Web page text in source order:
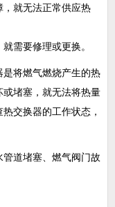
就无法正常供应热
需要修理或更换。
将燃气燃烧产生的热
堵塞，就无法将热量
交换器的工作状态，
道堵塞、燃气阀门故